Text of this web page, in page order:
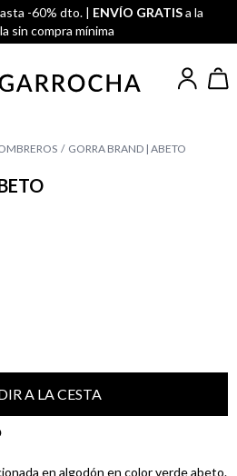
-60% dto. | ENVÍO GRATISa la
sin compra mínima
GORRA BRAND | ABETO
A LA CESTA
en algodón en color verde abeto.